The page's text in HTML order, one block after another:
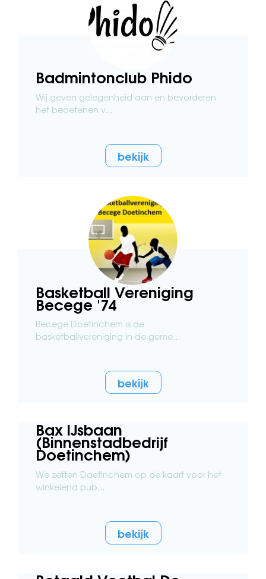
Badmintonclub Phido
Wij geven gelegenheid aan en bevorderen
het beoefenen v...
bekijk
Basketball Vereniging
Becege '74
Becege Doetinchem is de
basketballvereniging in de geme...
bekijk
Bax IJsbaan
(Binnenstadbedrijf
Doetinchem)
We zetten Doetinchem op de kaart voor het
winkelend pub...
bekijk